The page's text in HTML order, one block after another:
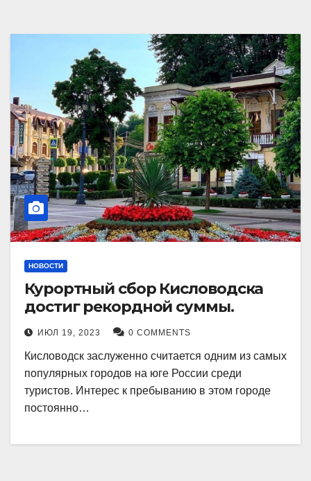
НОВОСТИ
Курортный сбор Кисловодска
достиг рекордной суммы.
ИЮЛ 19, 2023 0 COMMENTS
Кисловодск заслуженно считается одним из самых
популярных городов на юге России среди
туристов. Интерес к пребыванию в этом городе
постоянно…